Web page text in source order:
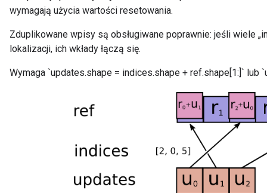
wymagają użycia wartości resetowania.
Zduplikowane wpisy są obsługiwane poprawnie: jeśli wiele
lokalizacji, ich wkłady łączą się.
Wymaga `updates.shape = indices.shape + ref.shape[1:]` lub